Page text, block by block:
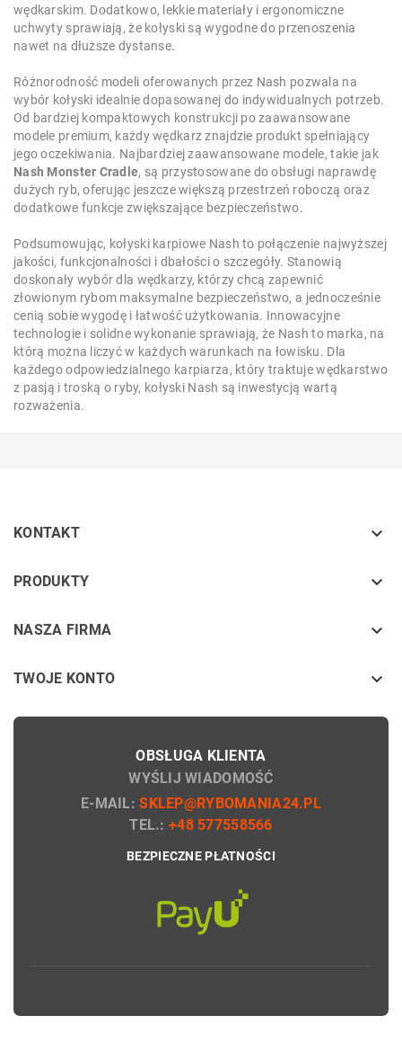
wędkarskim. Dodatkowo, lekkie materiały i ergonomiczne
uchwyty sprawiają, że kołyski są wygodne do przenoszenia
nawet na dłuższe dystanse.
Różnorodność modeli oferowanych przez Nash pozwala na
wybór kołyski idealnie dopasowanej do indywidualnych potrzeb.
Od bardziej kompaktowych konstrukcji po zaawansowane
modele premium, każdy wędkarz znajdzie produkt spełniający
jego oczekiwania. Najbardziej zaawansowane modele, takie jak
Nash Monster Cradle, są przystosowane do obsługi naprawdę
dużych ryb, oferując jeszcze większą przestrzeń roboczą oraz
dodatkowe funkcje zwiększające bezpieczeństwo.
Podsumowując, kołyski karpiowe Nash to połączenie najwyższej
jakości, funkcjonalności i dbałości o szczegóły. Stanowią
doskonały wybór dla wędkarzy, którzy chcą zapewnić
złowionym rybom maksymalne bezpieczeństwo, a jednocześnie
cenią sobie wygodę i łatwość użytkowania. Innowacyjne
technologie i solidne wykonanie sprawiają, że Nash to marka, na
którą można liczyć w każdych warunkach na łowisku. Dla
każdego odpowiedzialnego karpiarza, który traktuje wędkarstwo
z pasją i troską o ryby, kołyski Nash są inwestycją wartą
rozważenia.
KONTAKT 
PRODUKTY keyboard_arrow_down
NASZA FIRMA keyboard_arrow_down
TWOJE KONTO 
OBSŁUGA KLIENTA
WYŚLIJ WIADOMOŚĆ
E-MAIL:SKLEP@RYBOMANIA24.PL
TEL.:+48 577558566
BEZPIECZNE PŁATNOŚCI